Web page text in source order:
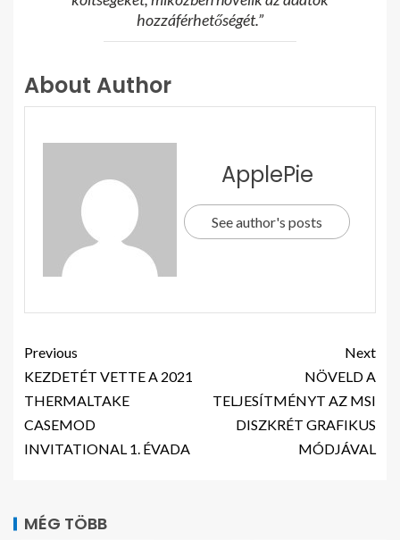
hozzáférhetőségét.”
About Author
ApplePie
See author's posts
Previous
KEZDETÉT VETTE A 2021
THERMALTAKE
CASEMOD
INVITATIONAL 1. ÉVADA
Next
NÖVELD A
TELJESÍTMÉNYT AZ MSI
DISZKRÉT GRAFIKUS
MÓDJÁVAL
MÉG TÖBB